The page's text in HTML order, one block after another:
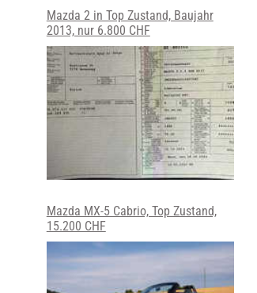
Mazda 2 in Top Zustand, Baujahr
2013, nur 6.800 CHF
Mazda MX-5 Cabrio, Top Zustand,
15.200 CHF